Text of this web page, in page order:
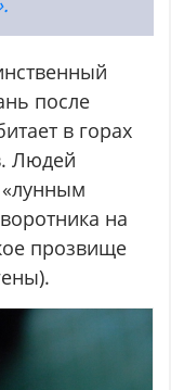
после
в горах
Людей
на
прозвище